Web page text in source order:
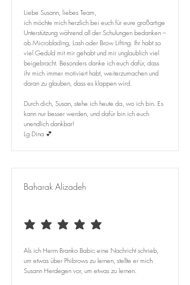
Liebe Susann, liebes Team,
ich möchte mich herzlich bei euch für eure großartige
Unterstützung während all der Schulungen bedanken –
ob Microblading, Lash oder Brow Lifting. Ihr habt so
viel Geduld mit mir gehabt und mir unglaublich viel
beigebracht. Besonders danke ich euch dafür, dass
ihr mich immer motiviert habt, weiterzumachen und
daran zu glauben, dass es klappen wird.
Durch dich, Susan, stehe ich heute da, wo ich bin. Es
kann nur besser werden, und dafür bin ich euch
unendlich dankbar!
Lg Dina 💕
Baharak Alizadeh
average rating is 5 out of 5
Als ich Herrn Branko Babic eine Nachricht schrieb,
um etwas über Phibrows zu lernen, stellte er mich
Susann Herdegen vor, um etwas zu lernen.